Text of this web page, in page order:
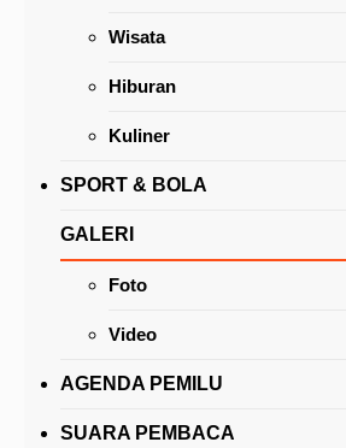
Wisata
Hiburan
Kuliner
SPORT & BOLA
GALERI
Foto
Video
AGENDA PEMILU
SUARA PEMBACA
Kepada Juan dan
Andalkan Tuhan Setiap